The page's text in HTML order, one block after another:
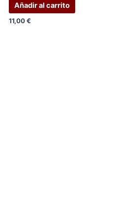
Añadir al carrito
11,00€